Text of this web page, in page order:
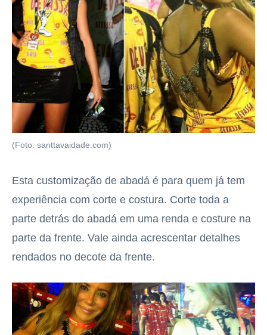
(Foto: santtavaidade.com)
Esta customização de abadá é para quem já tem
experiência com corte e costura. Corte toda a
parte detrás do abadá em uma renda e costure na
parte da frente. Vale ainda acrescentar detalhes
rendados no decote da frente.